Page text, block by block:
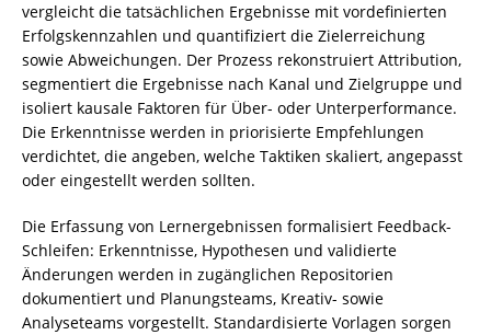
vergleicht die tatsächlichen Ergebnisse mit vordefinierten
Erfolgskennzahlen und quantifiziert die Zielerreichung
sowie Abweichungen. Der Prozess rekonstruiert Attribution,
segmentiert die Ergebnisse nach Kanal und Zielgruppe und
isoliert kausale Faktoren für Über- oder Unterperformance.
Die Erkenntnisse werden in priorisierte Empfehlungen
verdichtet, die angeben, welche Taktiken skaliert, angepasst
oder eingestellt werden sollten.
Die Erfassung von Lernergebnissen formalisiert Feedback-
Schleifen: Erkenntnisse, Hypothesen und validierte
Änderungen werden in zugänglichen Repositorien
dokumentiert und Planungsteams, Kreativ- sowie
Analyseteams vorgestellt. Standardisierte Vorlagen sorgen